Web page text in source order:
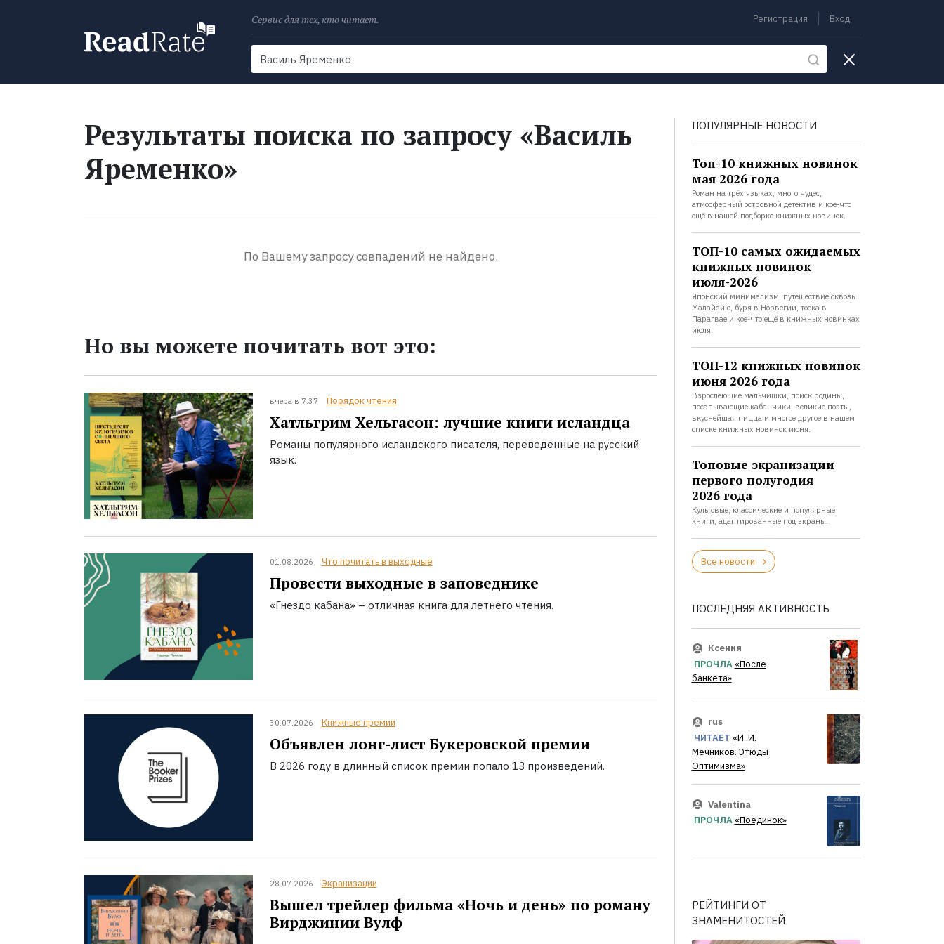
Сервис для тех, кто читает. Регистрация Вход
Поиск
Новости Рейтинги
Результаты поиска по запросу «Василь
Яременко»
По Вашему запросу совпадений не найдено.
Но вы можете почитать вот это:
вчера в 7:37 Порядок чтения
Хатльгрим Хельгасон: лучшие книги исландца
Романы популярного исландского писателя, переведённые на русский
язык.
01.08.2026 Что почитать в выходные
Провести выходные в заповеднике
«Гнездо кабана» – отличная книга для летнего чтения.
30.07.2026 Книжные премии
Объявлен лонг-лист Букеровской премии
В 2026 году в длинный список премии попало 13 произведений.
28.07.2026 Экранизации
Вышел трейлер фильма «Ночь и день» по роману
Вирджинии Вулф
ПОПУЛЯРНЫЕ НОВОСТИ
Топ-10 книжных новинок
мая 2026 года
Роман на трёх языках, много чудес,
атмосферный островной детектив и кое-что
ещё в нашей подборке книжных новинок.
ТОП-10 самых ожидаемых
книжных новинок
июля-2026
Японский минимализм, путешествие сквозь
Малайзию, буря в Норвегии, тоска в
Парагвае и кое-что ещё в книжных новинках
июля.
ТОП-12 книжных новинок
июня 2026 года
Взрослеющие мальчишки, поиск родины,
посапывающие кабанчики, великие поэты,
вкуснейшая пицца и многое другое в нашем
списке книжных новинок июня.
Топовые экранизации
первого полугодия
2026 года
Культовые, классические и популярные
книги, адаптированные под экраны.
Все новости
ПОСЛЕДНЯЯ АКТИВНОСТЬ
Ксения
ПРОЧЛА «После
банкета»
rus
ЧИТАЕТ «И. И.
Мечников. Этюды
Оптимизма»
Valentina
ПРОЧЛА «Поединок»
РЕЙТИНГИ ОТ
ЗНАМЕНИТОСТЕЙ